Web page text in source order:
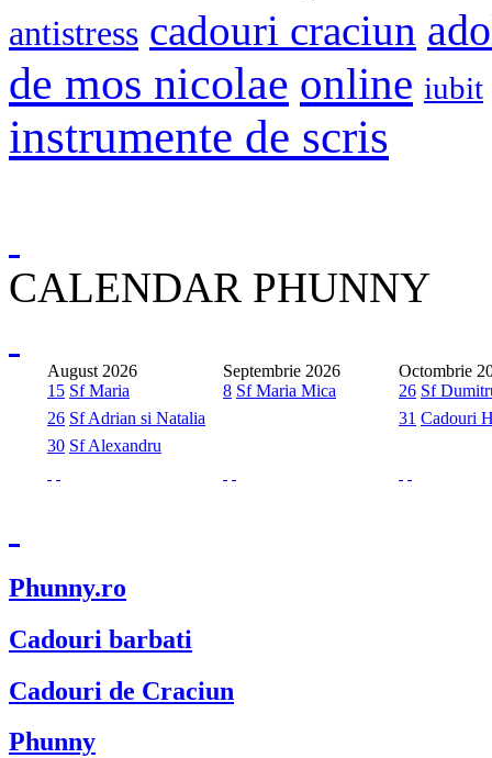
antistress cadouri craciun
de mos nicolae online iubit
instrumente de scris
CALENDAR PHUNNY
August 2026
15 Sf Maria
26 Sf Adrian si Natalia
30 Sf Alexandru
Septembrie 2026
8 Sf Maria Mica
Octombrie
26 Sf
31 Cadouri
Phunny.ro
Cadouri barbati
Cadouri de Craciun
Phunny